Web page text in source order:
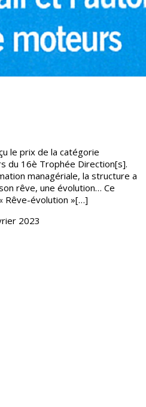
le prix de la catégorie
du 16è Trophée Direction[s].
managériale, la structure a
rêve, une évolution… Ce
Rêve-évolution »[…]
2023